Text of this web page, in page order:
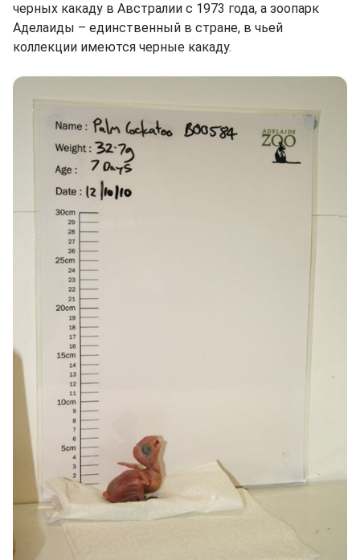
черных какаду в Австралии с 1973 года, а зоопарк
Аделаиды – единственный в стране, в чьей
коллекции имеются черные какаду.